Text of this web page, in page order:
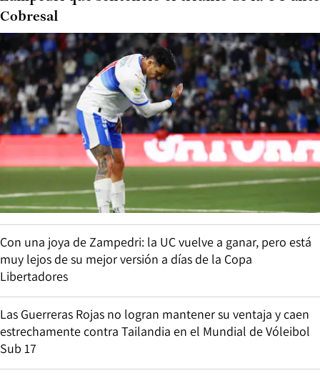
Cobresal
Con una joya de Zampedri: la UC vuelve a ganar, pero está
muy lejos de su mejor versión a días de la Copa
Libertadores
Las Guerreras Rojas no logran mantener su ventaja y caen
estrechamente contra Tailandia en el Mundial de Vóleibol
Sub 17